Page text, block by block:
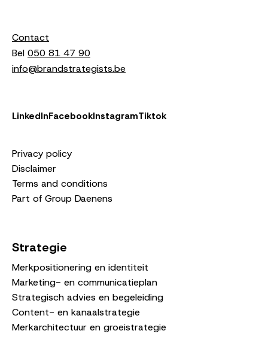
Contact
Bel 050 81 47 90
info@brandstrategists.be
LinkedInFacebookInstagramTiktok
Privacy policy
Disclaimer
Terms and conditions
Part of Group Daenens
Strategie
Merkpositionering en identiteit
Marketing- en communicatieplan
Strategisch advies en begeleiding
Content- en kanaalstrategie
Merkarchitectuur en groeistrategie